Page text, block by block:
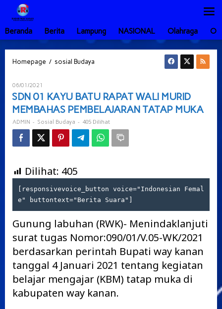
Lewati
konten
Beranda
Berita Lampung NASIONAL Olahraga
Homepage / sosial Budaya
RAPAT
WALI
MEMBAHAS
PEMBELAJARAN
TATAP
06/01/2021
ADMIN
SDN 01 KAYU BATU RAPAT WALI MURID
MEMBAHAS PEMBELAJARAN TATAP MUKA
ADMIN - Sosial Budaya - 405 Dilihat
Dilihat: 405
[responsivevoice_button voice="Indonesian Femal
e" buttontext="Berita Suara"]
Gunung labuhan (RWK)- Menindaklanjuti
surat tugas Nomor:090/01/V.05-WK/2021
berdasarkan perintah Bupati way kanan
tanggal 4 Januari 2021 tentang kegiatan
belajar mengajar (KBM) tatap muka di
kabupaten way kanan.